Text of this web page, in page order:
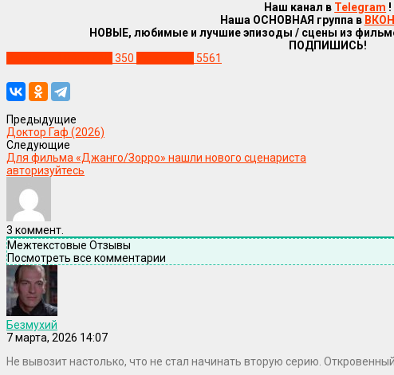
Наш канал в Telegram !
Наша ОСНОВНАЯ группа в
НОВЫЕ, любимые и лучшие эпизоды / сцены из
ПОДПИШИСЬ!
350 5561
Предыдущие
Доктор Гаф (2026)
Следующие
Для фильма «Джанго/Зорро» нашли нового сценариста
авторизуйтесь
3 коммент.
Межтекстовые Отзывы
Посмотреть все комментарии
Безмухий
7 марта, 2026 14:07
Не вывозит настолько, что не стал начинать вторую серию. Откровенный